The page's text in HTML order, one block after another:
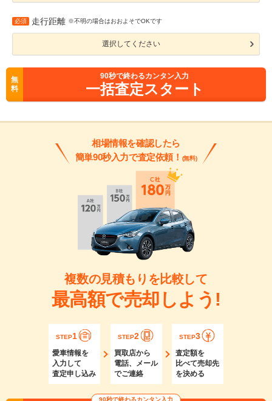
必須 走行距離 ※不明の場合はおおよそでOKです
選択してください
無
料
90秒で終わるカンタン入力
一括査定スタート
相場情報を確認したら
簡単90秒入力で査定依頼！ (無料)
複数の見積もりを比較して
最高額で売却しよう!
STEP1
愛車情報を
入力して
査定申し込み
STEP2
買取店から
電話、メール
でご連絡
STEP3
査定額を
比べて売却先
を決める